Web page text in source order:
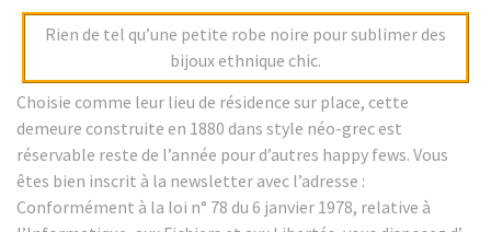
Rien de tel qu’une petite robe noire pour sublimer des
bijoux ethnique chic.
Choisie comme leur lieu de résidence sur place, cette
demeure construite en 1880 dans style néo-grec est
réservable reste de l’année pour d’autres happy fews. Vous
êtes bien inscrit à la newsletter avec l’adresse :
Conformément à la loi n° 78 du 6 janvier 1978, relative à